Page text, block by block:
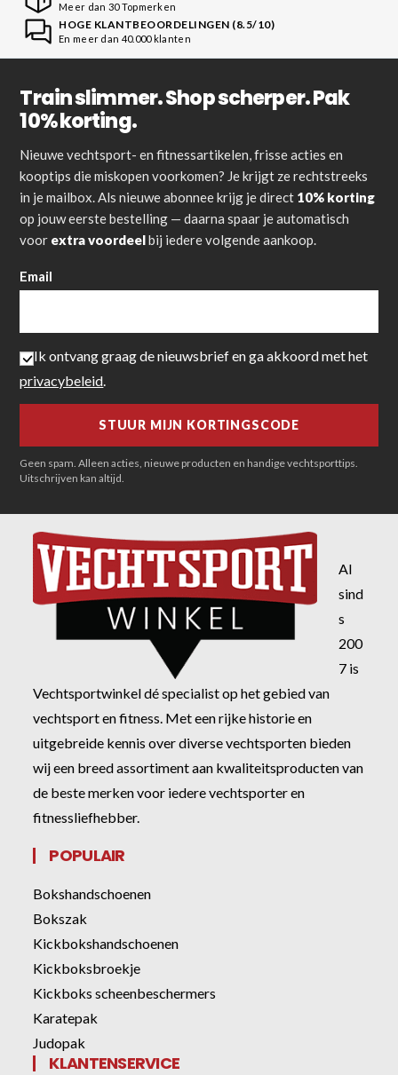
Meer dan 30 Topmerken
HOGE KLANTBEOORDELINGEN (8.5/10)
En meer dan 40.000 klanten
Train slimmer. Shop scherper. Pak
10% korting.
Nieuwe vechtsport- en fitnessartikelen, frisse acties en
kooptips die miskopen voorkomen? Je krijgt ze rechtstreeks
in je mailbox. Als nieuwe abonnee krijg je direct 10% korting
op jouw eerste bestelling — daarna spaar je automatisch
voor extra voordeelbij iedere volgende aankoop.
Email
Ik ontvang graag de nieuwsbrief en ga akkoord met het
privacybeleid.
Geen spam. Alleen acties, nieuwe producten en handige vechtsporttips.
Uitschrijven kan altijd.
Al
sind
s
200
7 is
Vechtsportwinkel dé specialist op het gebied van
vechtsport en fitness. Met een rijke historie en
uitgebreide kennis over diverse vechtsporten bieden
wij een breed assortiment aan kwaliteitsproducten van
de beste merken voor iedere vechtsporter en
fitnessliefhebber.
POPULAIR
Bokshandschoenen
Bokszak
Kickbokshandschoenen
Kickboksbroekje
Kickboks scheenbeschermers
Karatepak
Judopak
KLANTENSERVICE